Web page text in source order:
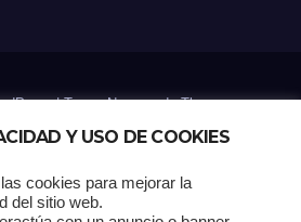
|Tema: Newsup deThemeansar
Y USO DE COOKIES
cookies para mejorar la
del sitio web.